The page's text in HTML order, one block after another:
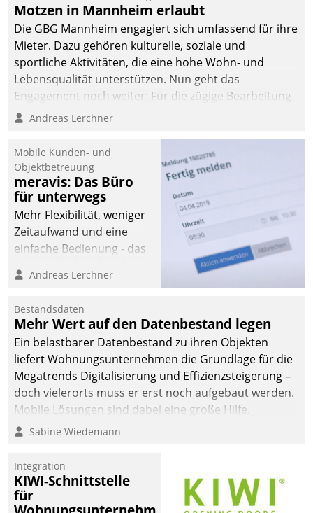
künftige Aufgaben und
Herausforderungen
gerüstet.
Motzen in Mannheim erlaubt
Die GBG Mannheim engagiert sich umfassend für ihre
Mieter. Dazu gehören kulturelle, soziale und
sportliche Aktivitäten, die eine hohe Wohn- und
Lebensqualität unterstützen. Nun geht das
Engagement noch weiter: Für die zügige Bearbeitung
von Beschwerden – oder Lob – richtet das
und Beschwerde-Management einen eigenen Kanal
ein.
Andreas Lerchner
Mobile Kunden- und
Objektbetreuung
meravis: Das Büro
für unterwegs
Mehr Flexibilität, weniger
Zeitaufwand und eine
einfache Bedienung - das
Cockpit für mobile
Datatrain. Die meravis
Wohnungsbau- und
Immobilien GmbH hat
sich dabei für den Betrieb
der Lösung über die SAP
Cloud Platform
entschieden - als erstes
Unternehmen am
Andreas Lerchner
Bestandsdaten
Mehr Wert auf den Datenbestand legen
Ein belastbarer Datenbestand zu ihren Objekten
liefert Wohnungsunternehmen die Grundlage für die
Megatrends Digitalisierung und Effizienzsteigerung –
doch vielerorts muss er erst noch aufgebaut werden.
Mobile Lösungen sind dabei eine große Hilfe.
Sabine Wiedemann
Integration
KIWI-Schnittstelle
für